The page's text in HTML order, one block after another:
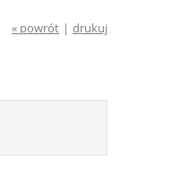
« powrót | drukuj